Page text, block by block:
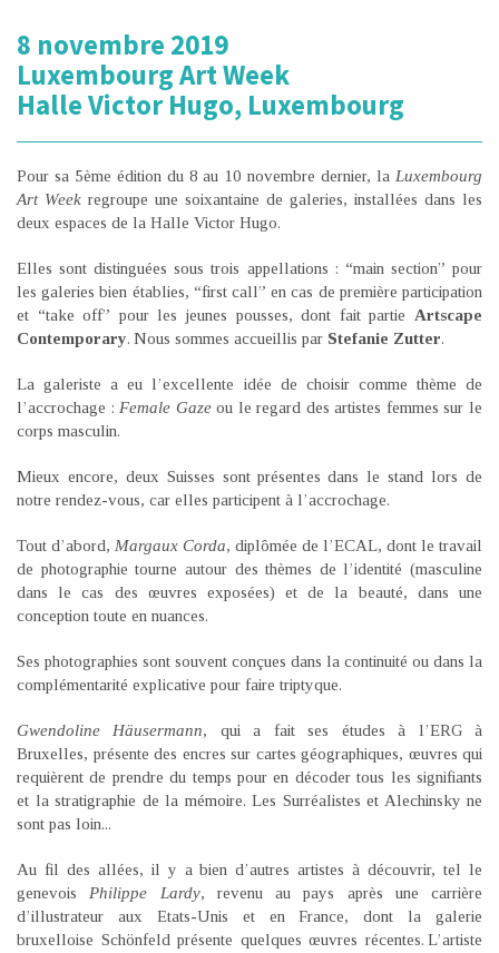
8 novembre 2019
Luxembourg Art Week
Halle Victor Hugo, Luxembourg
Pour sa 5ème édition du 8 au 10 novembre dernier, la Luxembourg
Art Week regroupe une soixantaine de galeries, installées dans les
deux espaces de la Halle Victor Hugo.
Elles sont distinguées sous trois appellations : “main section” pour
les galeries bien établies, “first call” en cas de première participation
et “take off” pour les jeunes pousses, dont fait partie Artscape
Contemporary. Nous sommes accueillis par Stefanie Zutter.
La galeriste a eu l’excellente idée de choisir comme thème de
l’accrochage : Female Gazeou le regard des artistes femmes sur le
corps masculin.
Mieux encore, deux Suisses sont présentes dans le stand lors de
notre rendez-vous, car elles participent à l’accrochage.
Tout d’abord, Margaux Corda, diplômée de l’ECAL, dont le travail
de photographie tourne autour des thèmes de l’identité (masculine
dans le cas des œuvres exposées) et de la beauté, dans une
conception toute en nuances.
Ses photographies sont souvent conçues dans la continuité ou dans la
complémentarité explicative pour faire triptyque.
Gwendoline Häusermann, qui a fait ses études à l’ERG à
Bruxelles, présente des encres sur cartes géographiques, œuvres qui
requièrent de prendre du temps pour en décoder tous les signifiants
et la stratigraphie de la mémoire. Les Surréalistes et Alechinsky ne
sont pas loin...
Au fil des allées, il y a bien d’autres artistes à découvrir, tel le
genevois Philippe Lardy, revenu au pays après une carrière
d’illustrateur aux Etats-Unis et en France, dont la galerie
bruxelloise Schönfeld présente quelques œuvres récentes. L’artiste